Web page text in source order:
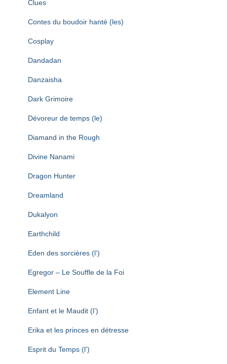
Clues
Contes du boudoir hanté (les)
Cosplay
Dandadan
Danzaisha
Dark Grimoire
Dévoreur de temps (le)
Diamand in the Rough
Divine Nanami
Dragon Hunter
Dreamland
Dukalyon
Earthchild
Eden des sorcières (l’)
Egregor – Le Souffle de la Foi
Element Line
Enfant et le Maudit (l’)
Erika et les princes en détresse
Esprit du Temps (l’)